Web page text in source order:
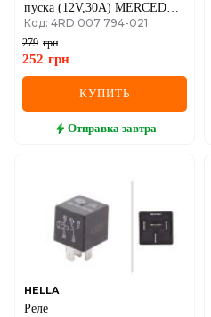
GEELY
GMC
HAVAL
HYUNDAI
INFINITI
JAGUAR
пуска (12V,30A) MERCEDES
87-
Код: 4RD 007 794-021
279 грн
252 грн
КУПИТЬ
Отправка завтра
HELLA
Реле